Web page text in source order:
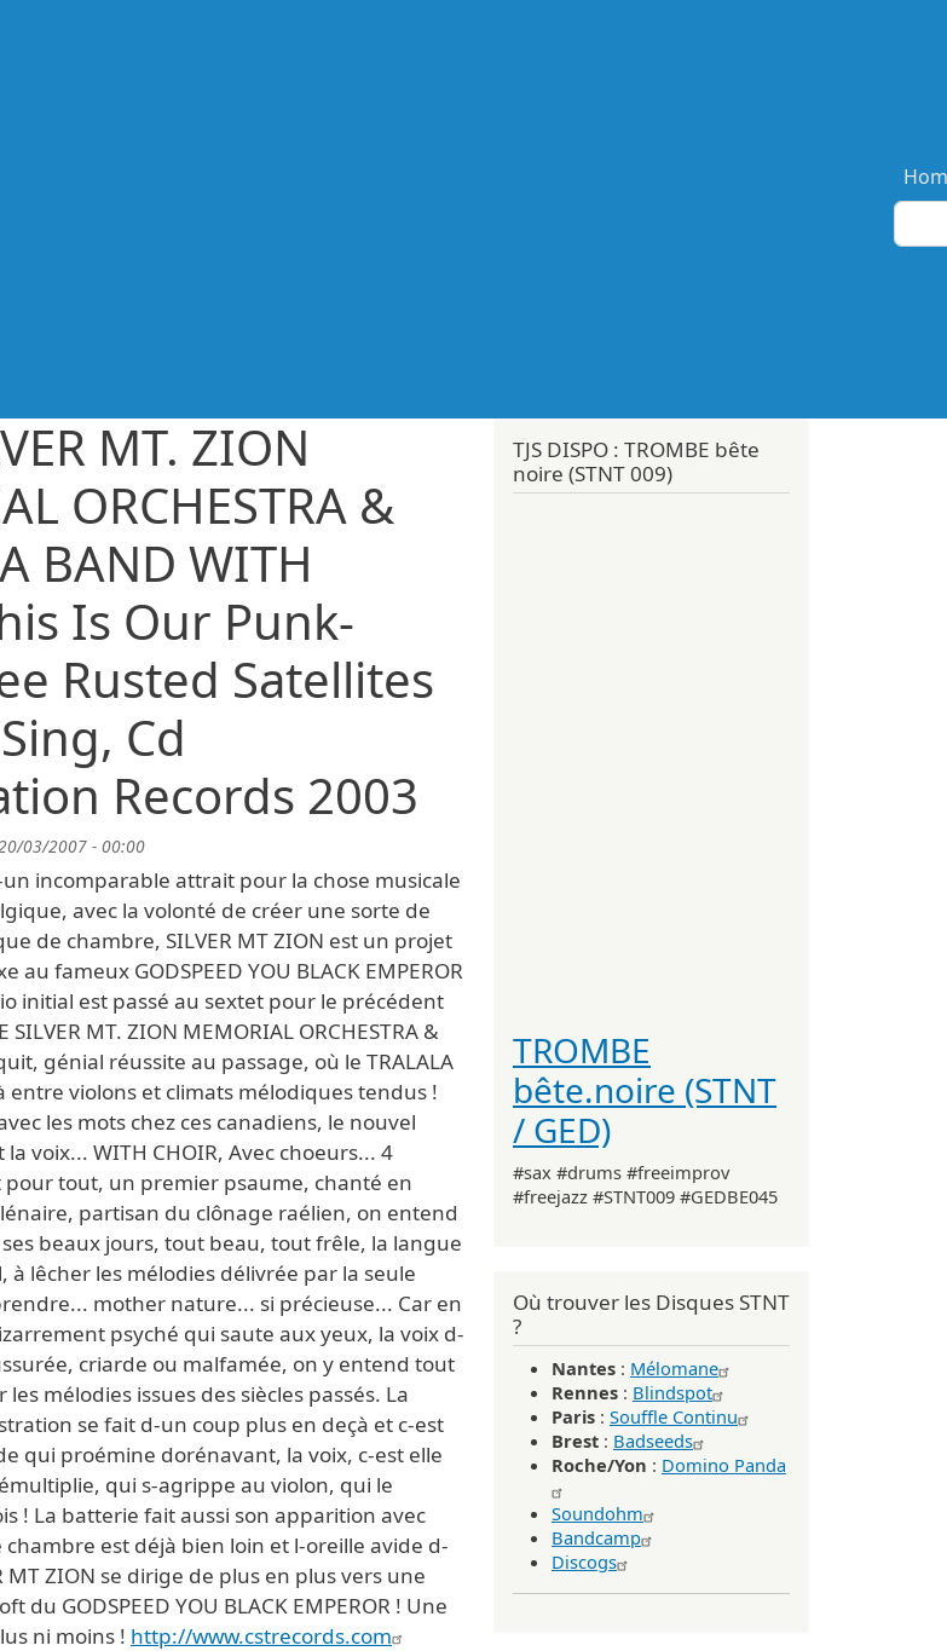
MT. ZION
ORCHESTRA &
BAND WITH
Is Our Punk-
Rusted Satellites
Cd
Records 2003
03/2007 - 00:00
incomparable attrait pour la chose musicale
avec la volonté de créer une sorte de
de chambre, SILVER MT ZION est un projet
au fameux GODSPEED YOU BLACK EMPEROR
initial est passé au sextet pour le précédent
MT. ZION MEMORIAL ORCHESTRA &
génial réussite au passage, où le TRALALA
entre violons et climats mélodiques tendus !
les mots chez ces canadiens, le nouvel
voix... WITH CHOIR, Avec choeurs... 4
tout, un premier psaume, chanté en
partisan du clônage raélien, on entend
ses beaux jours, tout beau, tout frêle, la langue
à lêcher les mélodies délivrée par la seule
mother nature... si précieuse... Car en
psyché qui saute aux yeux, la voix d-
criarde ou malfamée, on y entend tout
mélodies issues des siècles passés. La
se fait d-un coup plus en deçà et c-est
qui proémine dorénavant, la voix, c-est elle
qui s-agrippe au violon, qui le
! La batterie fait aussi son apparition avec
est déjà bien loin et l-oreille avide d-
MT ZION se dirige de plus en plus vers une
du GODSPEED YOU BLACK EMPEROR ! Une
ni moins ! http://www.cstrecords.com
TJS DISPO : TROMBE bête
noire (STNT 009)
TROMBE
bête.noire (STNT
/ GED)
#sax #drums #freeimprov
#freejazz #STNT009 #GEDBE045
Où trouver les Disques STNT
?
Nantes : Mélomane
Rennes : Blindspot
Paris : Souffle Continu
Brest : Badseeds
Roche/Yon : Domino Panda
Soundohm
Bandcamp
Discogs